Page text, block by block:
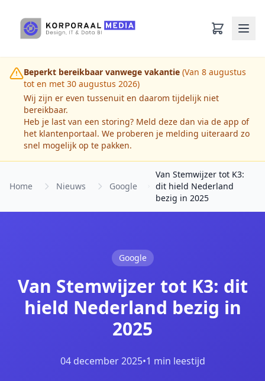
Beperkt bereikbaar vanwege vakantie (Van 8 augustus
tot en met 30 augustus 2026)
Wij zijn er even tussenuit en daarom tijdelijk niet
bereikbaar.
Heb je last van een storing? Meld deze dan via de app of
het klantenportaal. We proberen je melding uiteraard zo
snel mogelijk op te pakken.
Home Nieuws Google
Van Stemwijzer tot K3:
dit hield Nederland
bezig in 2025
Google
Van Stemwijzer tot K3: dit
hield Nederland bezig in
2025
04 december 2025•1 min leestijd